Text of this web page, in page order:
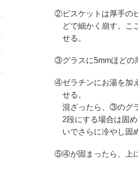
②ビスケットは厚手の
どで細かく崩す。こ
せる。
③グラスに5mmほどの
④ゼラチンにお湯を加
せる。
混ざったら、③のグ
2段にする場合は固
いでさらに冷やし固
⑤④が固まったら、上